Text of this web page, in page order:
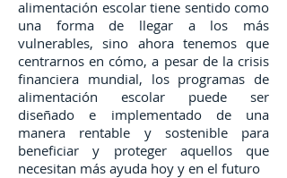
alimentación escolar tiene sentido como
una forma de llegar a los más
vulnerables, sino ahora tenemos que
centrarnos en cómo, a pesar de la crisis
financiera mundial, los programas de
alimentación escolar puede ser
diseñado e implementado de una
manera rentable y sostenible para
beneficiar y proteger aquellos que
necesitan más ayuda hoy y en el futuro